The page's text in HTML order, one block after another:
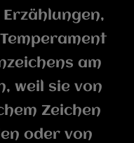
am
weil sie von
Zeichen
oder von